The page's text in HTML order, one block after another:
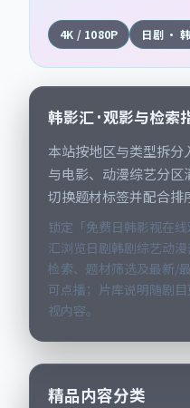
4K / 1080P 日剧 ·
韩影汇 · 观影与检索
本站按地区与类型拆
与电影、动漫综艺分
切换题材标签并配合排
锁定「免费日韩影视在
汇浏览日剧韩剧综艺动
检索、题材筛选及最新/
可点播；片库说明随剧
视内容。
精品内容分类